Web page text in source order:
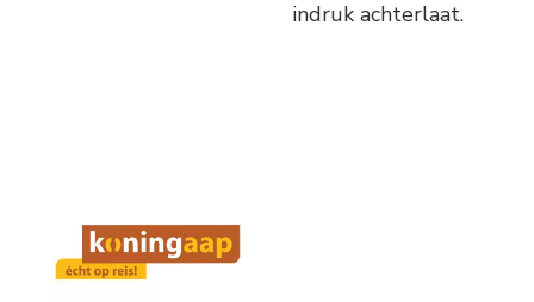
indruk achterlaat.